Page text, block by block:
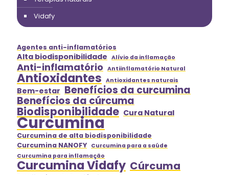
Vidafy
Agentes anti-inflamatórios
Alta biodisponibilidade Alívio da inflamação
Anti-inflamatório Antiinflamatório Natural
Antioxidantes Antioxidantes naturais
Bem-estar Benefícios da curcumina
Benefícios da cúrcuma
Biodisponibilidade Cura Natural
Curcumina
Curcumina de alta biodisponibilidade
Curcumina NANOFY Curcumina para a saúde
Curcumina para inflamação
Curcumina Vidafy Cúrcuma